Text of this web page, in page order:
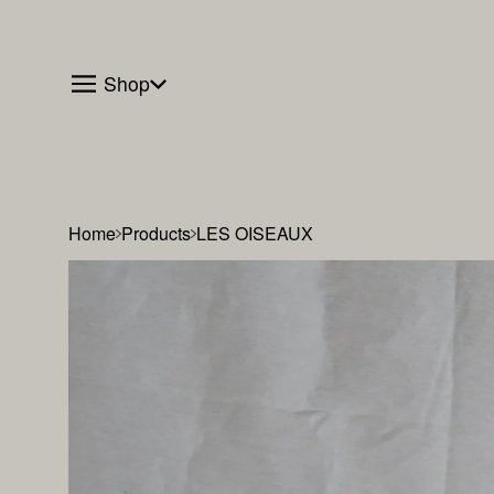
Shop
Home Products LES OISEAUX